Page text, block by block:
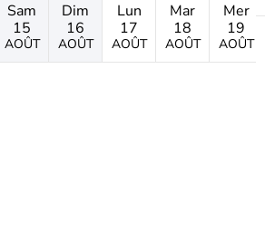
Sam
15
AOÛT
Dim
16
AOÛT
Lun
17
AOÛT
Mar
18
AOÛT
Mer
19
AOÛT